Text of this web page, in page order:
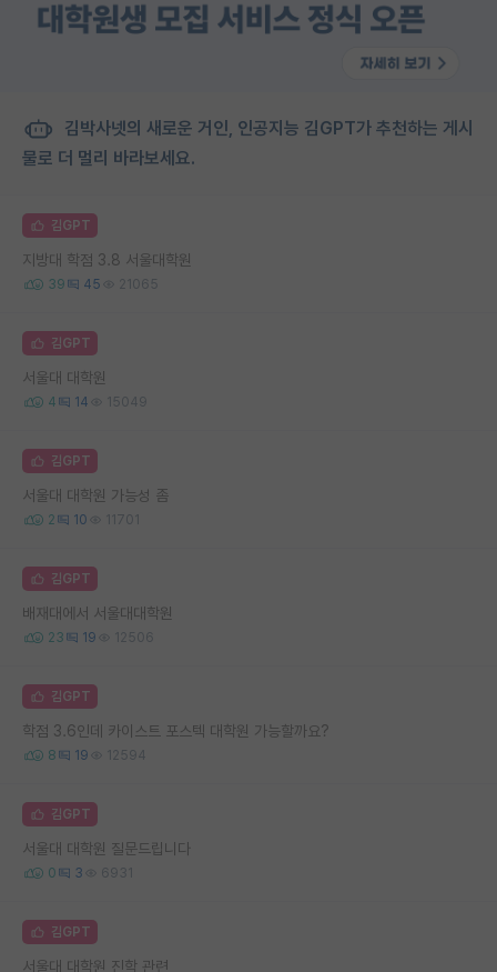
김박사넷의 새로운 거인, 인공지능 김GPT가 추천하는 게시
물로 더 멀리 바라보세요.
김GPT
지방대 학점 3.8 서울대학원
39 45 21065
김GPT
서울대 대학원
4 14 15049
김GPT
서울대 대학원 가능성 좀
2 10 11701
김GPT
배재대에서 서울대대학원
23 19 12506
김GPT
학점 3.6인데 카이스트 포스텍 대학원 가능할까요?
8 19 12594
김GPT
서울대 대학원 질문드립니다
0 3 6931
김GPT
서울대 대학원 진학 관련